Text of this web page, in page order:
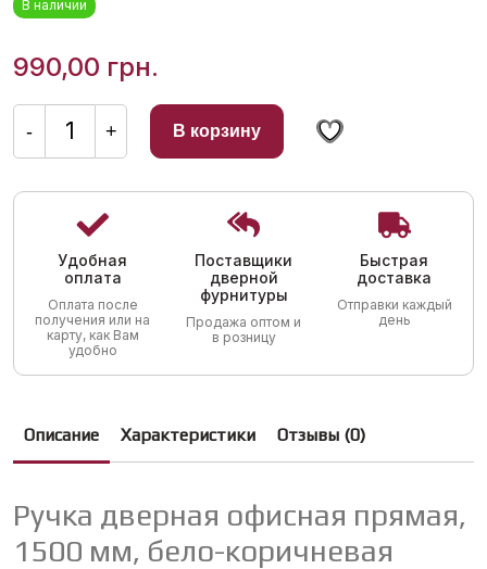
0
из
В наличии
990,00 грн.
-
Количество
товара
Ручка
дверная
бело-
+ В корзину
Удобная
оплата
Оплата после
получения или на
карту, как Вам
удобно
Поставщики
дверной
фурнитуры
Продажа оптом и
в розницу
Быстрая
доставка
Отправки каждый
день
Описание Характеристики Отзывы (0)
Ручка дверная офисная прямая,
1500 мм, бело-коричневая